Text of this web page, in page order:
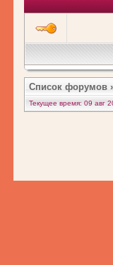
Список форумов
Текущее время: 09 авг